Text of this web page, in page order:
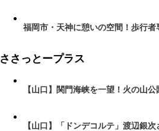
福岡市・天神に憩いの空間！歩行者
ささっとープラス
【山口】関門海峡を一望！火の山
【山口】「ドンデコルテ」渡辺銀